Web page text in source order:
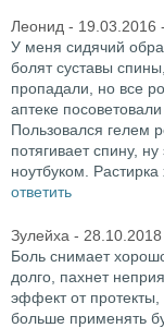
Леонид - 19.03.2016
У меня сидячий
болят суставы
пропадали, но все
аптеке
Пользовался гелем
потягивает спину,
ноутбуком.
ответить
Зулейха -
Боль снимает
долго, пахнет
эффект от протекты,
больше применять